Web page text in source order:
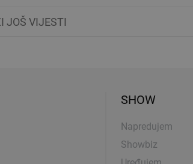
JOŠ VIJESTI
SHOW
Napredujem
Showbiz